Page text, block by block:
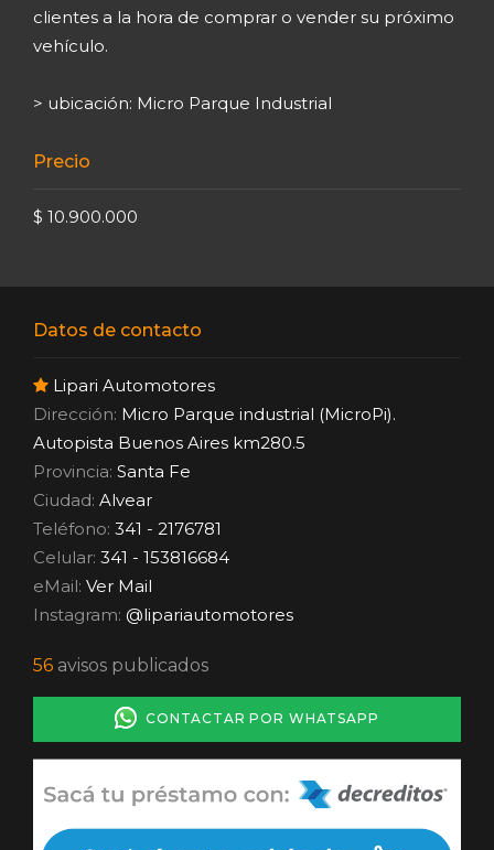
clientes a la hora de comprar o vender su próximo
vehículo.
> ubicación: Micro Parque Industrial
Precio
$ 10.900.000
Datos de contacto
Lipari Automotores
Dirección: Micro Parque industrial (MicroPi).
Autopista Buenos Aires km280.5
Provincia: Santa Fe
Ciudad: Alvear
Teléfono: 341 - 2176781
Celular: 341 - 153816684
eMail: Ver Mail
Instagram: @lipariautomotores
56 avisos publicados
CONTACTAR POR WHATSAPP